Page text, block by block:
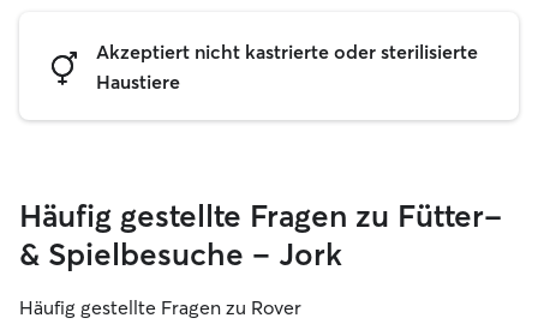
Akzeptiert nicht kastrierte oder sterilisierte
Haustiere
Häufig gestellte Fragen zu Fütter-
& Spielbesuche – Jork
Häufig gestellte Fragen zu Rover